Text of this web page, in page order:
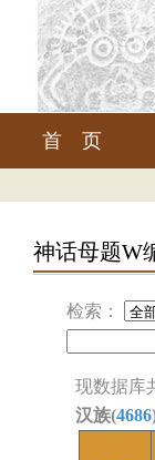
首 页
神话母题W
检索：
现数据库
汉族(4686